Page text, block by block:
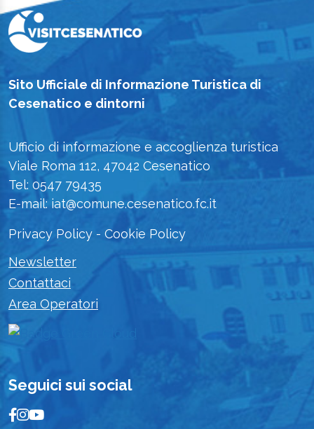
Sito Ufficiale di Informazione Turistica di
Cesenatico e dintorni
Ufficio di informazione e accoglienza turistica
Viale Roma 112, 47042 Cesenatico
Tel: 0547 79435
E-mail: iat@comune.cesenatico.fc.it
Privacy Policy - Cookie Policy
Newsletter
Contattaci
Area Operatori
Seguici sui social